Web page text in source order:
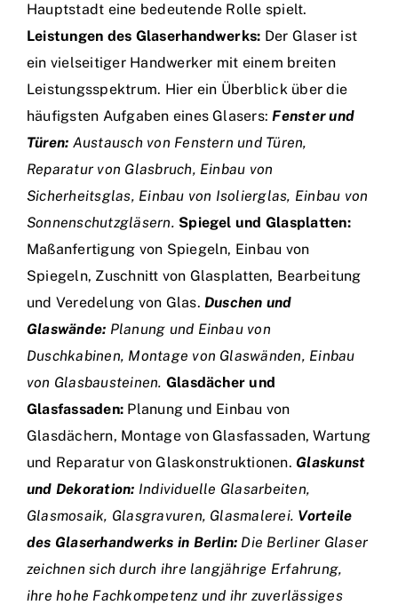
Hauptstadt eine bedeutende Rolle spielt.
Leistungen des Glaserhandwerks: Der Glaser ist
ein vielseitiger Handwerker mit einem breiten
Leistungsspektrum. Hier ein Überblick über die
häufigsten Aufgaben eines Glasers:Fenster und
Türen: Austausch von Fenstern und Türen,
Reparatur von Glasbruch, Einbau von
Sicherheitsglas, Einbau von Isolierglas, Einbau von
Sonnenschutzgläsern. Spiegel und Glasplatten:
Maßanfertigung von Spiegeln, Einbau von
Spiegeln, Zuschnitt von Glasplatten, Bearbeitung
und Veredelung von Glas.Duschen und
Glaswände: Planung und Einbau von
Duschkabinen, Montage von Glaswänden, Einbau
von Glasbausteinen. Glasdächer und
Glasfassaden: Planung und Einbau von
Glasdächern, Montage von Glasfassaden, Wartung
und Reparatur von Glaskonstruktionen. Glaskunst
und Dekoration: Individuelle Glasarbeiten,
Glasmosaik, Glasgravuren, Glasmalerei. Vorteile
des Glaserhandwerks in Berlin: Die Berliner Glaser
zeichnen sich durch ihre langjährige Erfahrung,
ihre hohe Fachkompetenz und ihr zuverlässiges